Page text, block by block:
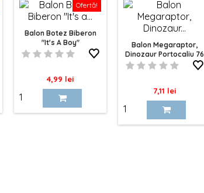
Ofertă!
Balon Botez Biberon
"It's A Boy"
Pret
4,99 lei
Balon Megaraptor,
Dinozaur Portocaliu 76
Cm
Pret
7,11 lei